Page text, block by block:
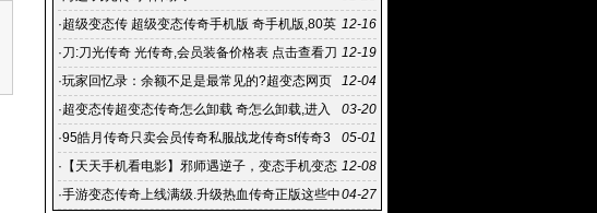
12-16
·超级变态传 超级变态传奇手机版 奇手机版,80英
雄合击企业进稀有
12-19
·刀:刀光传奇 光传奇,会员装备价格表 点击查看刀
光传奇装备价格表
12-04
·玩家回忆录：余额不足是最常见的?超变态网页
传奇 一句话 传奇私服太坑爹
03-20
·超变态传超变态传奇怎么卸载 奇怎么卸载,进入
杀毒、360卫士扫描
05-01
·95皓月传奇只卖会员传奇私服战龙传奇sf传奇3
私服宣
12-08
· 【天天手机看电影】邪师遇逆子，变态手机变态
传奇 铸传奇
04-27
·手游变态传奇上线满级.升级热血传奇正版这些中